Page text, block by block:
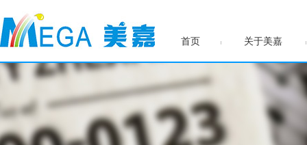
首页 关于美嘉